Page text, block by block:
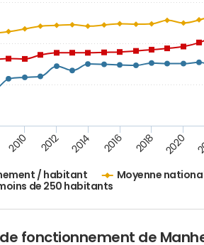
/ habitant
Moyenne
de 250 habitants
2010 2012 2014 2016 2018 2020
fonctionnement de